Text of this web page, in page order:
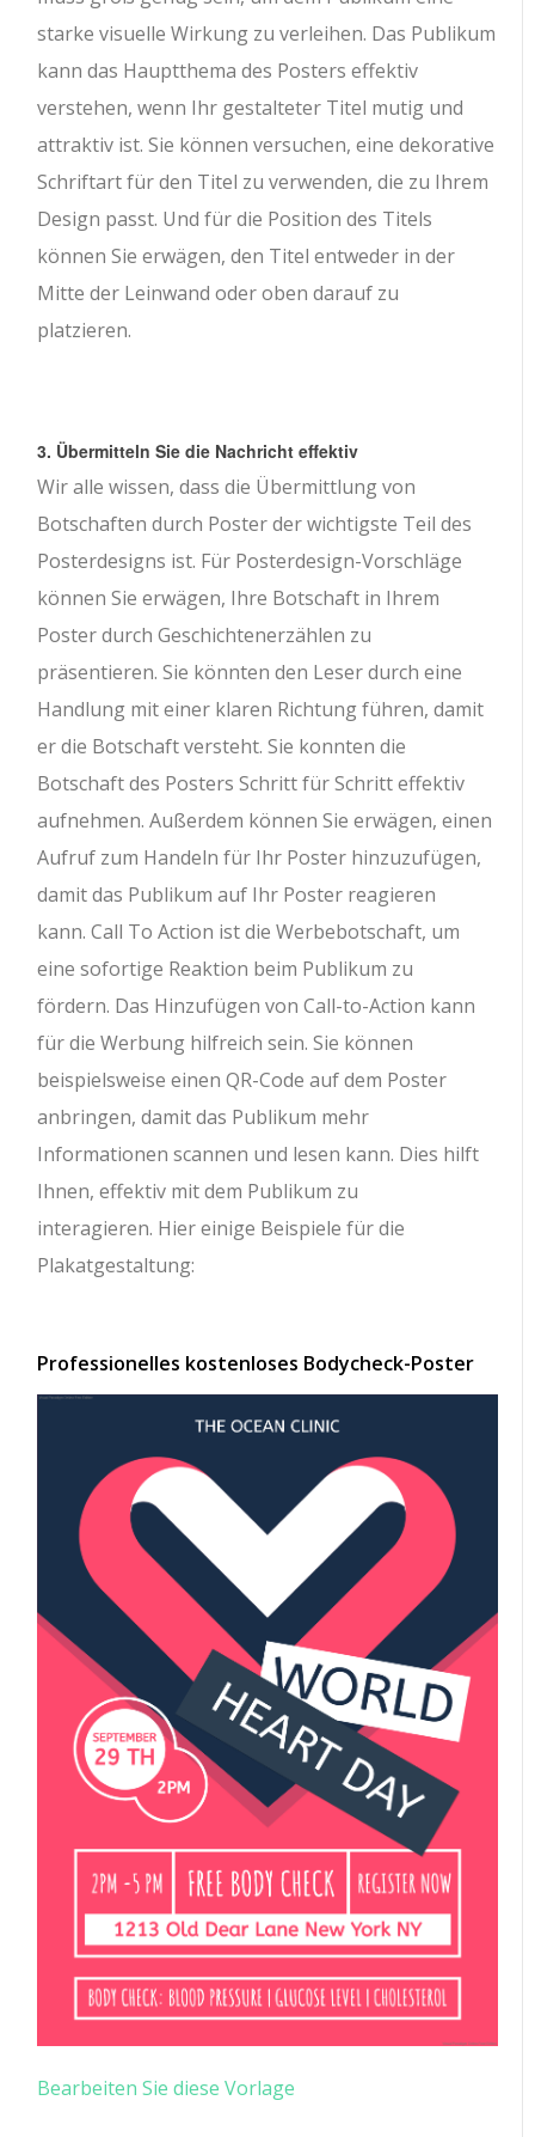
starke visuelle Wirkung zu verleihen. Das Publikum
kann das Hauptthema des Posters effektiv
verstehen, wenn Ihr gestalteter Titel mutig und
attraktiv ist. Sie können versuchen, eine dekorative
Schriftart für den Titel zu verwenden, die zu Ihrem
Design passt. Und für die Position des Titels
können Sie erwägen, den Titel entweder in der
Mitte der Leinwand oder oben darauf zu
platzieren.
3. Übermitteln Sie die Nachricht effektiv
Wir alle wissen, dass die Übermittlung von
Botschaften durch Poster der wichtigste Teil des
Posterdesigns ist. Für Posterdesign-Vorschläge
können Sie erwägen, Ihre Botschaft in Ihrem
Poster durch Geschichtenerzählen zu
präsentieren. Sie könnten den Leser durch eine
Handlung mit einer klaren Richtung führen, damit
er die Botschaft versteht. Sie konnten die
Botschaft des Posters Schritt für Schritt effektiv
aufnehmen. Außerdem können Sie erwägen, einen
Aufruf zum Handeln für Ihr Poster hinzuzufügen,
damit das Publikum auf Ihr Poster reagieren
kann. Call To Action ist die Werbebotschaft, um
eine sofortige Reaktion beim Publikum zu
fördern. Das Hinzufügen von Call-to-Action kann
für die Werbung hilfreich sein. Sie können
beispielsweise einen QR-Code auf dem Poster
anbringen, damit das Publikum mehr
Informationen scannen und lesen kann. Dies hilft
Ihnen, effektiv mit dem Publikum zu
interagieren. Hier einige Beispiele für die
Plakatgestaltung:
Professionelles kostenloses Bodycheck-Poster
Bearbeiten Sie diese Vorlage